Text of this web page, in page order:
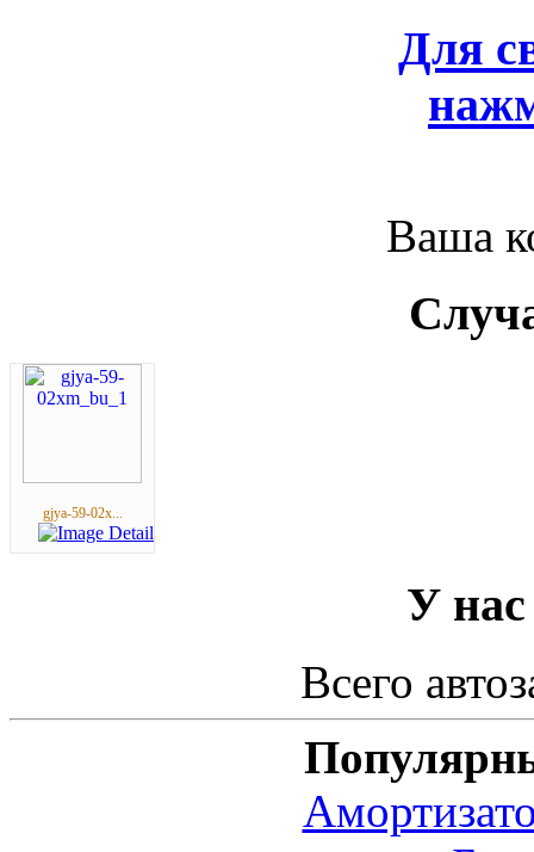
Для
Ваша
gjya-59-02x...
У
Всего